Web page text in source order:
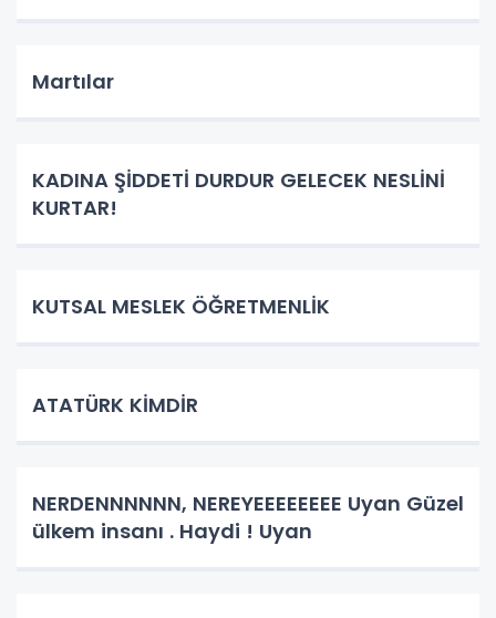
Martılar
KADINA ŞİDDETİ DURDUR GELECEK NESLİNİ
KURTAR!
KUTSAL MESLEK ÖĞRETMENLİK
ATATÜRK KİMDİR
NERDENNNNNN, NEREYEEEEEEEE Uyan Güzel
ülkem insanı . Haydi ! Uyan